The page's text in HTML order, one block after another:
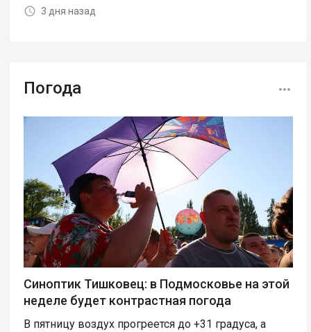
3 дня назад
Погода
Синоптик Тишковец: в Подмосковье на этой
неделе будет контрастная погода
В пятницу воздух прогреется до +31 градуса, а